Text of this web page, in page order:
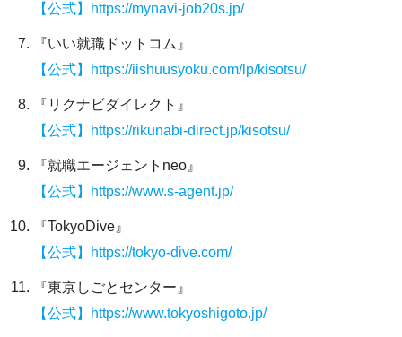
【公式】https://mynavi-job20s.jp/
『いい就職ドットコム』
【公式】https://iishuusyoku.com/lp/kisotsu/
『リクナビダイレクト』
【公式】https://rikunabi-direct.jp/kisotsu/
『就職エージェントneo』
【公式】https://www.s-agent.jp/
『TokyoDive』
【公式】https://tokyo-dive.com/
『東京しごとセンター』
【公式】https://www.tokyoshigoto.jp/